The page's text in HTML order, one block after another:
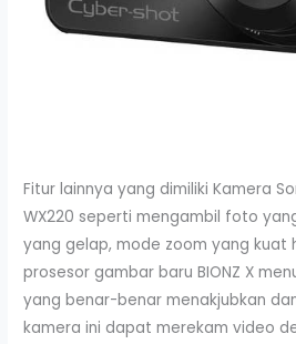
Fitur lainnya yang dimiliki Kamera
WX220 seperti mengambil foto
yang gelap, mode zoom yang kuat
prosesor gambar baru BIONZ X
yang benar-benar menakjubkan
kamera ini dapat merekam video